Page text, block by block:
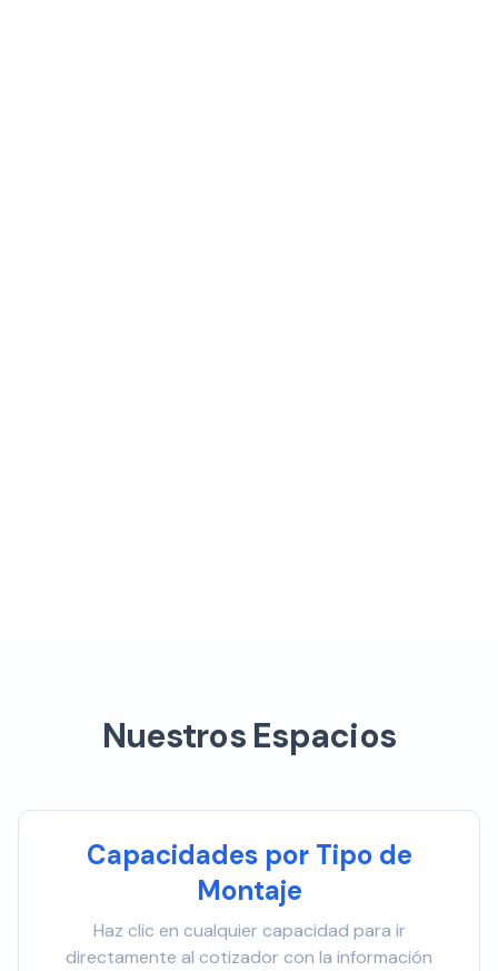
Nuestros Espacios
Capacidades por Tipo de
Montaje
Haz clic en cualquier capacidad para ir
directamente al cotizador con la información